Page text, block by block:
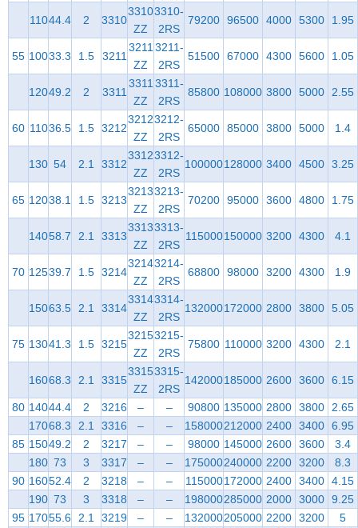
11044.4 2 3310
3310
ZZ
3310-
2RS
79200 96500 4000 5300 1.95
55 10033.3 1.5 3211
3211
ZZ
3211-
2RS
51500 67000 4300 5600 1.05
12049.2 2 3311
3311
ZZ
3311-
2RS
85800 108000 3800 5000 2.55
60 11036.5 1.5 3212
3212
ZZ
3212-
2RS
65000 85000 3800 5000 1.4
130 54 2.1 3312
3312
ZZ
3312-
2RS
100000128000 3400 4500 3.25
65 12038.1 1.5 3213
3213
ZZ
3213-
2RS
70200 95000 3600 4800 1.75
14058.7 2.1 3313
3313
ZZ
3313-
2RS
115000150000 3200 4300 4.1
70 12539.7 1.5 3214
3214
ZZ
3214-
2RS
68800 98000 3200 4300 1.9
15063.5 2.1 3314
3314
ZZ
3314-
2RS
132000172000 2800 3800 5.05
75 13041.3 1.5 3215
3215
ZZ
3215-
2RS
75800 110000 3200 4300 2.1
16068.3 2.1 3315
3315
ZZ
3315-
2RS
142000185000 2600 3600 6.15
80 14044.4 2 3216 – – 90800 135000 2800 3800
2.65
17068.3 2.1 3316 – – 158000212000 2400 3400 6.95
85 15049.2 2 3217 – – 98000 145000 2600 3600
3.4
180 73 3 3317 – – 175000240000 2200 3200
8.3
90 16052.4 2 3218 – – 115000172000 2400 3400 4.15
190 73 3 3318 – – 198000285000 2000 3000 9.25
95 17055.6 2.1 3219 – – 132000205000 2200 3200
5